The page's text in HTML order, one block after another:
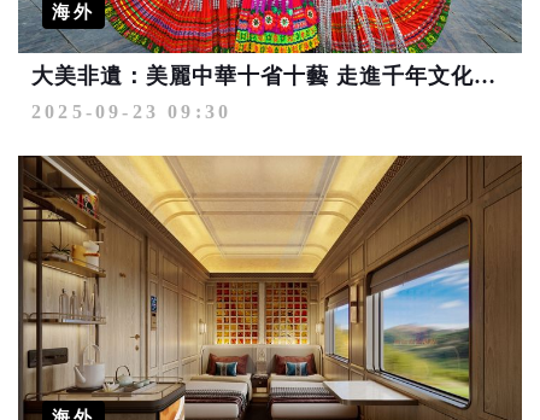
海外
大美非遺：美麗中華十省十藝 走進千年文化現場
2025-09-23 09:30